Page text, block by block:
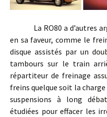
La RO80 a d’autres
en sa faveur, comme le
disque assistés par un
tambours sur le train
répartiteur de freinage
freins quelque soit la
suspensions à long
étudiées pour effacer les